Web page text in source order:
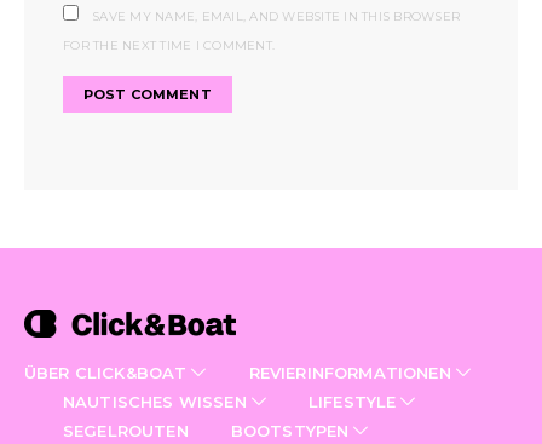
SAVE MY NAME, EMAIL, AND WEBSITE IN THIS BROWSER
FOR THE NEXT TIME I COMMENT.
ÜBER CLICK&BOAT
REVIERINFORMATIONEN
NAUTISCHES WISSEN
LIFESTYLE
SEGELROUTEN
BOOTSTYPEN